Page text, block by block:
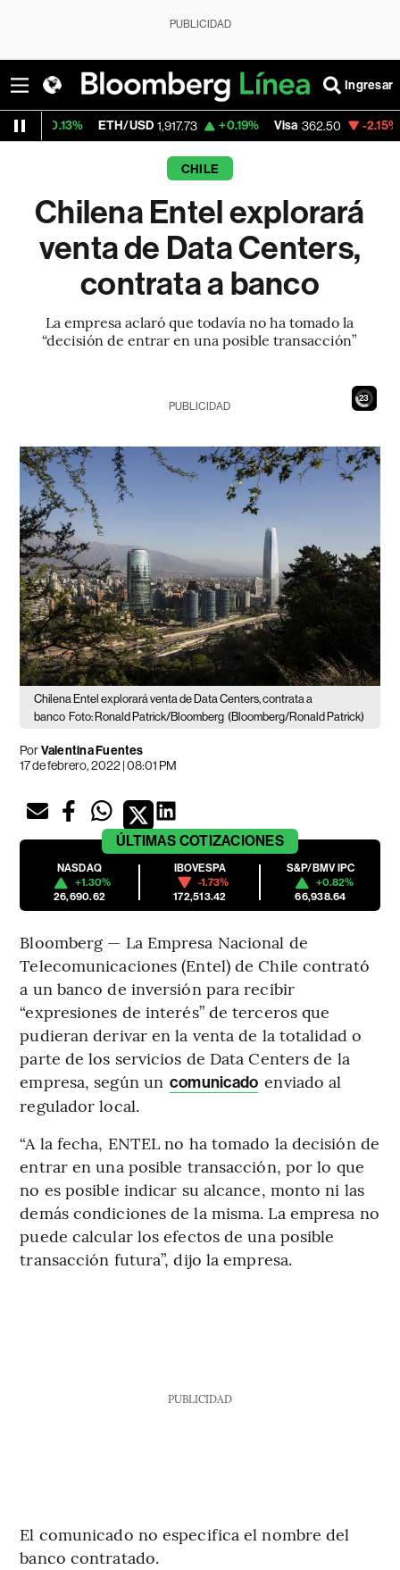
PUBLICIDAD
Ingresar
ETH/USD 1,917.73 +0.19% Visa 362.50 -2.15%
CHILE
Chilena Entel explorará
venta de Data Centers,
contrata a banco
La empresa aclaró que todavía no ha tomado la
“decisión de entrar en una posible transacción”
21
PUBLICIDAD
Chilena Entel explorará venta de Data Centers, contrata a
banco Foto: Ronald Patrick/Bloomberg (Bloomberg/Ronald Patrick)
PorValentina Fuentes
17 de febrero, 2022 | 08:01 PM
ÚLTIMAS COTIZACIONES
NASDAQ
+1.30%
26,690.62
IBOVESPA
-1.73%
172,513.42
S&P/BMV IPC
+0.82%
66,938.64
Bloomberg — La Empresa Nacional de
Telecomunicaciones (Entel) de Chile contrató
a un banco de inversión para recibir
“expresiones de interés” de terceros que
pudieran derivar en la venta de la totalidad o
parte de los servicios de Data Centers de la
empresa, según un comunicado enviado al
regulador local.
“A la fecha, ENTEL no ha tomado la decisión de
entrar en una posible transacción, por lo que
no es posible indicar su alcance, monto ni las
demás condiciones de la misma. La empresa no
puede calcular los efectos de una posible
transacción futura”, dijo la empresa.
PUBLICIDAD
El comunicado no especifica el nombre del
banco contratado.